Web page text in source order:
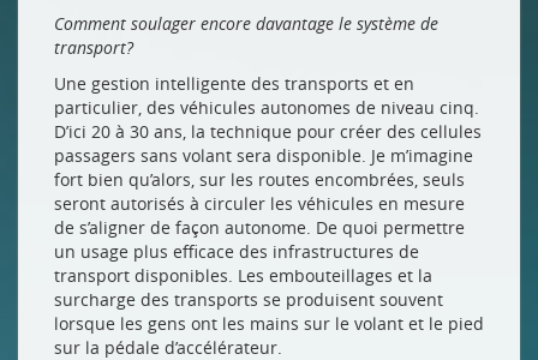
Comment soulager encore davantage le système de
transport?
Une gestion intelligente des transports et en
particulier, des véhicules autonomes de niveau cinq.
D’ici 20 à 30 ans, la technique pour créer des cellules
passagers sans volant sera disponible. Je m’imagine
fort bien qu’alors, sur les routes encombrées, seuls
seront autorisés à circuler les véhicules en mesure
de s’aligner de façon autonome. De quoi permettre
un usage plus efficace des infrastructures de
transport disponibles. Les embouteillages et la
surcharge des transports se produisent souvent
lorsque les gens ont les mains sur le volant et le pied
sur la pédale d’accélérateur.